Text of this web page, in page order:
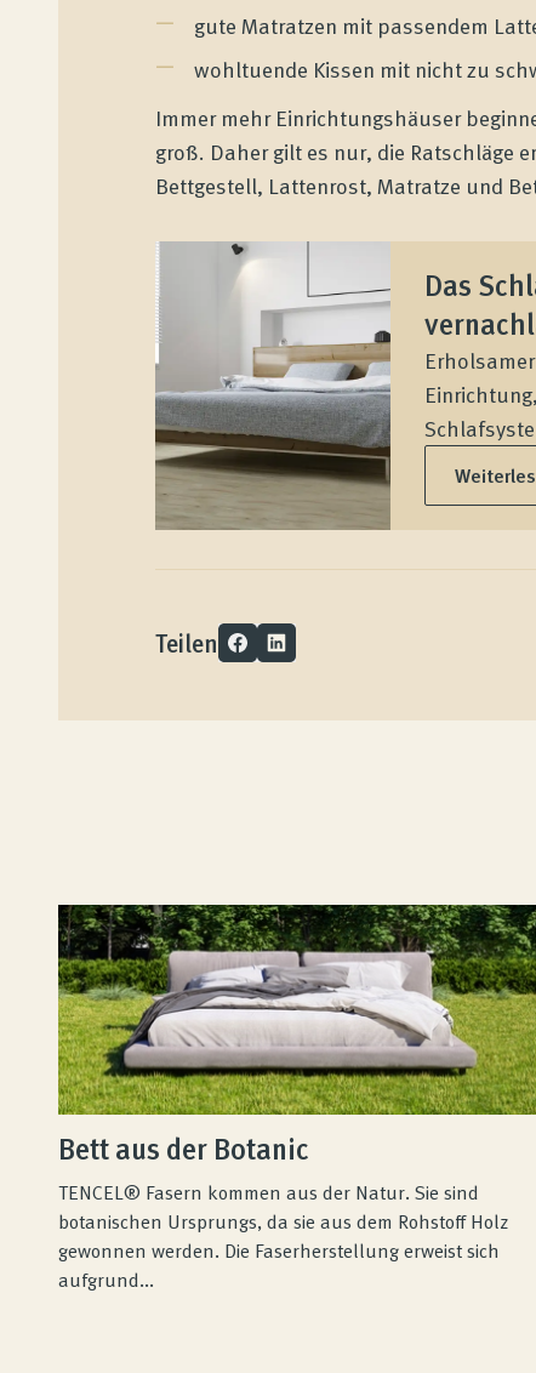
Wenatex Schlafberatung
Produktberatung zu Hause oder online!
Qualität und Garantie
Kundenbewertungen
Produktberatung
Magazin
gute Matratzen mit passendem
wohltuende Kissen mit nicht zu
Immer mehr Einrichtungshäuser
groß. Daher gilt es nur, die Ratschläge
Bettgestell, Lattenrost, Matratze und
Das
Teilen
Bett aus der Botanic
TENCEL® Fasern kommen aus der Natur. Sie sind
botanischen Ursprungs, da sie aus dem Rohstoff Holz
gewonnen werden. Die Faserherstellung erweist sich
aufgrund...